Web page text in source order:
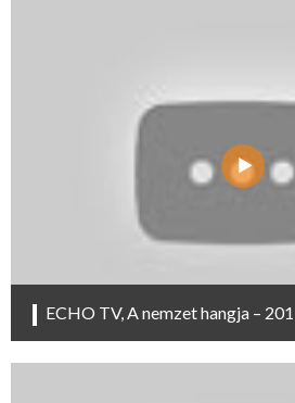
ECHO TV, A nemzet hangja –